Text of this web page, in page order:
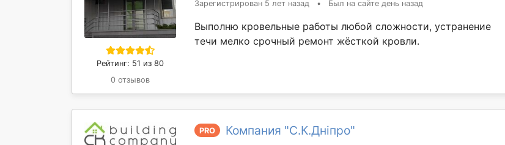
Рейтинг: 51 из 80
0 отзывов
Зарегистрирован 5 лет назад • Был на сайте день назад
Выполню кровельные работы любой сложности, устранение
течи мелко срочный ремонт жёсткой кровли.
PRO Компания "С.К.Дніпро"